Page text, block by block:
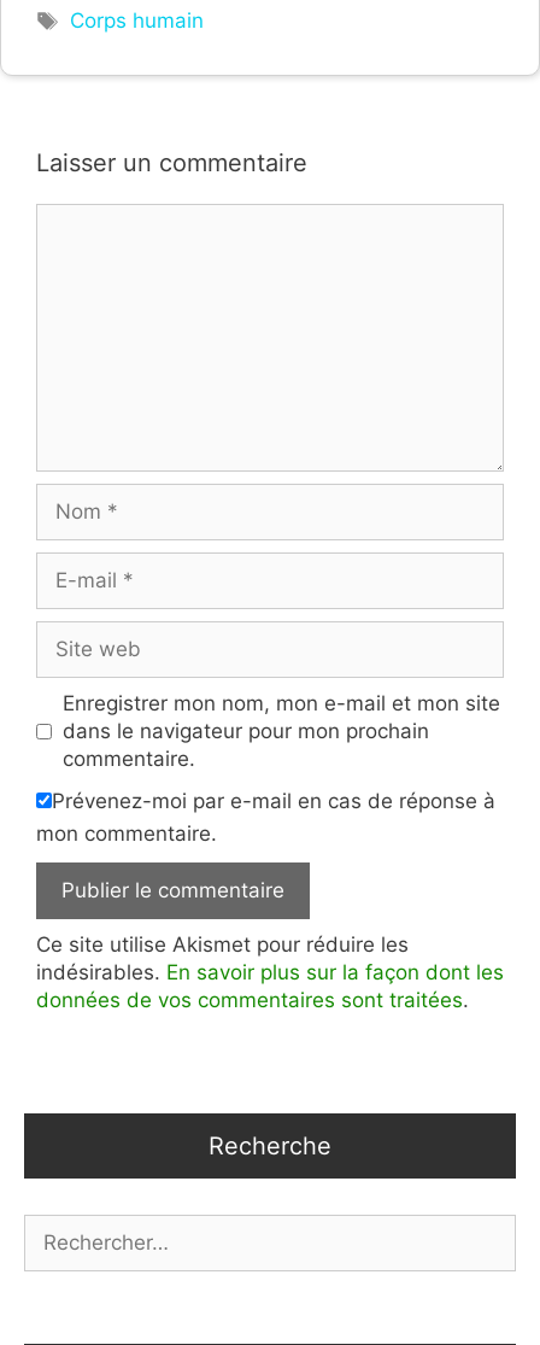
Étiquettes
Corps humain
Laisser un commentaire
mail
web
Enregistrer mon nom, mon e-mail et mon site
dans le navigateur pour mon prochain
commentaire.
Prévenez-moi par e-mail en cas de réponse à
mon commentaire.
Ce site utilise Akismet pour réduire les
indésirables. En savoir plus sur la façon dont les
données de vos commentaires sont traitées.
Recherche